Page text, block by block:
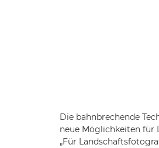
Die bahnbrechende
neue Möglichkeiten für
„Für